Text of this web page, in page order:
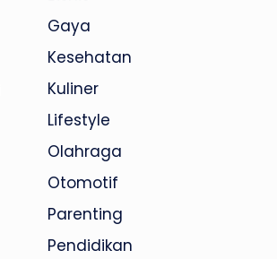
Gaya
Kesehatan
Kuliner
Lifestyle
Olahraga
Otomotif
Parenting
Pendidikan